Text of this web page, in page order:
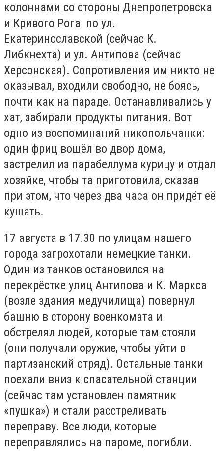
колоннами со стороны Днепропетровска
и Кривого Рога: по ул.
Екатеринославской (сейчас К.
Либкнехта) и ул. Антипова (сейчас
Херсонская). Сопротивления им никто не
оказывал, входили свободно, не боясь,
почти как на параде. Останавливались у
хат, забирали продукты питания. Вот
одно из воспоминаний никопольчанки:
один фриц вошёл во двор дома,
застрелил из парабеллума курицу и отдал
хозяйке, чтобы та приготовила, сказав
при этом, что через два часа он придёт её
кушать.
17 августа в 17.30 по улицам нашего
города загрохотали немецкие танки.
Один из танков остановился на
перекрёстке улиц Антипова и К. Маркса
(возле здания медучилища) повернул
башню в сторону военкомата и
обстрелял людей, которые там стояли
(они получали оружие, чтобы уйти в
партизанский отряд). Остальные танки
поехали вниз к спасательной станции
(сейчас там установлен памятник
«пушка») и стали расстреливать
переправу. Все люди, которые
переправлялись на пароме, погибли.